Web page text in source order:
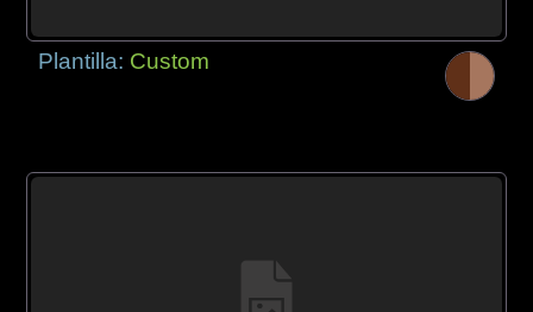
Plantilla: Custom